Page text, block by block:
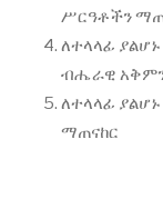
ሥርዓቶችን
ለተላላፊ
ብሔራዊ
ለተላላፊ
ማጠናከር